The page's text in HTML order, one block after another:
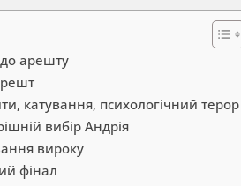
до арешту
катування, психологічний терор
вибір Андрія
вироку
фінал